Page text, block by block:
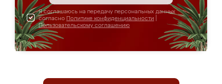
Я соглашаюсь на передачу персональных данных
согласно Политике конфиденциальности
Пользовательскому соглашению